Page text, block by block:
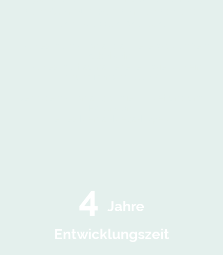
4
Jahre
Entwicklungszeit